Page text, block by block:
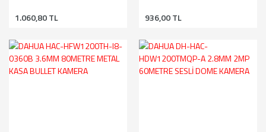
KAMERA
1.060,80 TL 936,00 TL